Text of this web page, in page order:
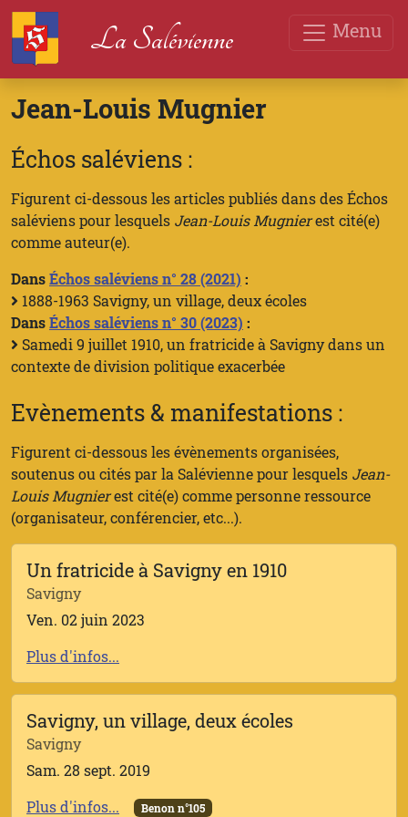
Menu
La Salévienne
Jean-Louis Mugnier
Échos saléviens :
Figurent ci-dessous les articles publiés dans des Échos
saléviens pour lesquels Jean-Louis Mugnierest cité(e)
comme auteur(e).
DansÉchos saléviens n° 28 (2021) :
1888-1963 Savigny, un village, deux écoles
DansÉchos saléviens n° 30 (2023) :
Samedi 9 juillet 1910, un fratricide à Savigny dans un
contexte de division politique exacerbée
Evènements & manifestations :
Figurent ci-dessous les évènements organisées,
soutenus ou cités par la Salévienne pour lesquels Jean-
Louis Mugnierest cité(e) comme personne ressource
(organisateur, conférencier, etc...).
Un fratricide à Savigny en 1910
Savigny
Ven. 02 juin 2023
Plus d'infos...
Savigny, un village, deux écoles
Savigny
Sam. 28 sept. 2019
Plus d'infos...
Benon n°105